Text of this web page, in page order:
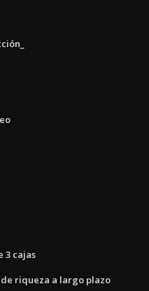
3 cajas
riqueza a largo plazo